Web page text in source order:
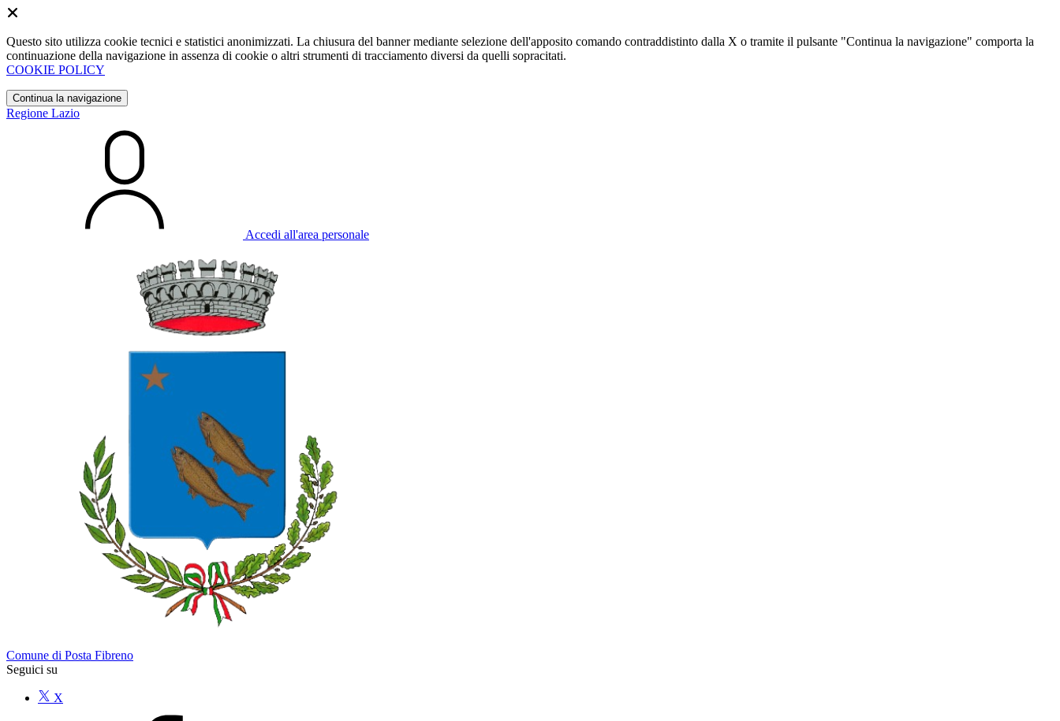
Questo sito utilizza cookie tecnici e statistici anonimizzati. La chiusura del banner mediante selezione dell'apposito comando contraddistinto dalla X o tramite il pulsante "Continua la navigazione" comporta la
continuazione della navigazione in assenza di cookie o altri strumenti di tracciamento diversi da quelli sopracitati.
COOKIE POLICY
Continua la navigazione
Regione Lazio
Accedi all'area personale
Comune di Posta Fibreno
Seguici su
X